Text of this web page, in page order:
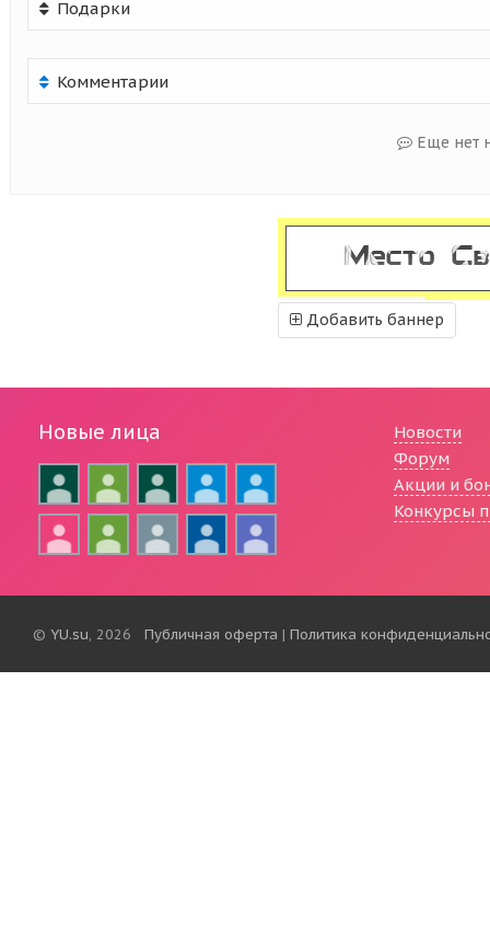
Подарки
Комментарии
Еще нет
Добавить баннер
Новые лица
Новости
Форум
Акции и
Конкурсы
© YU.su, 2026 Публичная оферта | Политика